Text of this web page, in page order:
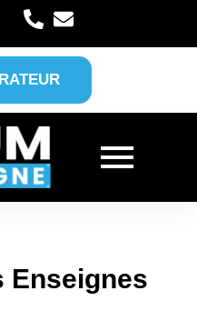
Enseignes